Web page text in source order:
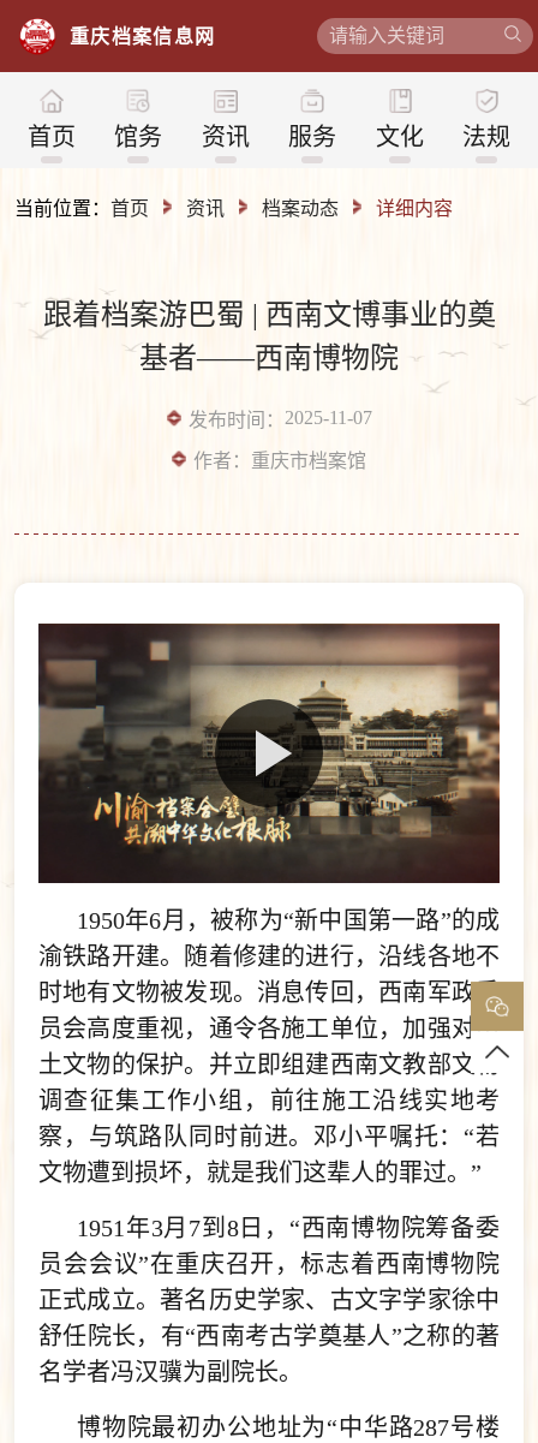
首页 馆务 资讯
重庆档案信息 网
服务 文化 法规
当前位置： 首页 资讯 档案动态 详细内容
跟着档案游巴蜀 | 西南文博事业的奠
基者——西南博物院
发布时间： 2025-11-07
作者： 重庆市档案馆
1950年6月，被称为“新中国第一路”的成
渝铁路开建。随着修建的进行，沿线各地不
时地有文物被发现。消息传回，西南军政委
员会高度重视，通令各施工单位，加强对出
土文物的保护。并立即组建西南文教部文物
调查征集工作小组，前往施工沿线实地考
察，与筑路队同时前进。邓小平嘱托：“若
文物遭到损坏，就是我们这辈人的罪过。”
1951年3月7到8日，“西南博物院筹备委
员会会议”在重庆召开，标志着西南博物院
正式成立。著名历史学家、古文字学家徐中
舒任院长，有“西南考古学奠基人”之称的著
名学者冯汉骥为副院长。
博物院最初办公地址为“中华路287号楼